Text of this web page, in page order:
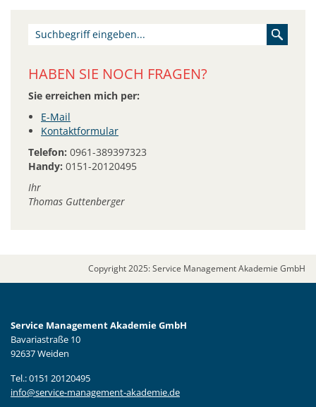
HABEN SIE NOCH FRAGEN?
Sie erreichen mich per:
E-Mail
Kontaktformular
Telefon: 0961-389397323
Handy: 0151-20120495
Ihr
Thomas Guttenberger
Copyright 2025: Service Management Akademie GmbH
Service Management Akademie GmbH
Bavariastraße 10
92637 Weiden
Tel.: 0151 20120495
info@service-management-akademie.de